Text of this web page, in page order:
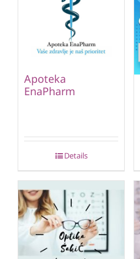
Apoteka
EnaPharm
Details